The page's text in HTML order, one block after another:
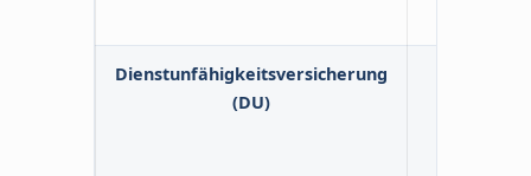
Dienstunfähigkeitsversicherung
(DU)